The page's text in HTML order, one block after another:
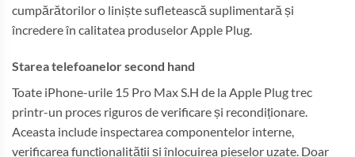
cumpărătorilor o liniște sufletească suplimentară și
încredere în calitatea produselor Apple Plug.
Starea telefoanelor second hand
Toate iPhone-urile 15 Pro Max S.H de la Apple Plug trec
printr-un proces riguros de verificare și recondiționare.
Aceasta include inspectarea componentelor interne,
verificarea funcționalității și înlocuirea pieselor uzate. Doar